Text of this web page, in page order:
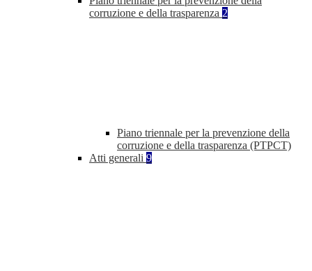
corruzione e della trasparenza 2
Piano triennale per la prevenzione della
corruzione e della trasparenza (PTPCT)
Atti generali 9